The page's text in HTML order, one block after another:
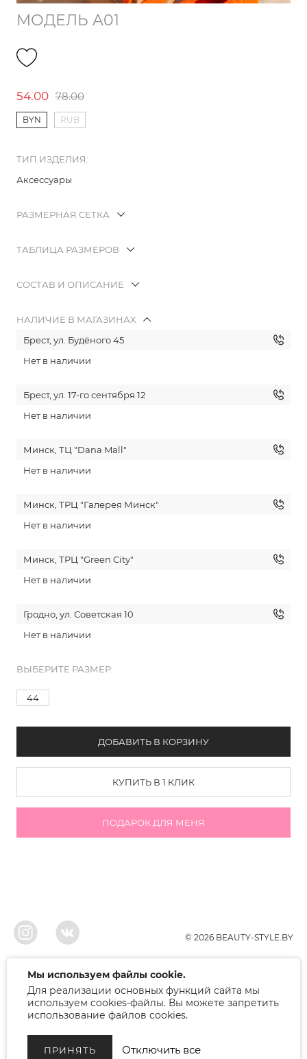
МОДЕЛЬ A01
54.00 78.00
BYN RUB
ТИП ИЗДЕЛИЯ:
Аксессуары
РАЗМЕРНАЯ СЕТКА
ТАБЛИЦА РАЗМЕРОВ
СОСТАВ И ОПИСАНИЕ
НАЛИЧИЕ В МАГАЗИНАХ
Брест, ул. Будёного 45
Нет в наличии
Брест, ул. 17-го сентября 12
Нет в наличии
Минск, ТЦ "Dana Mall"
Нет в наличии
Минск, ТРЦ "Галерея Минск"
Нет в наличии
Минск, ТРЦ "Green City"
Нет в наличии
Гродно, ул. Советская 10
Нет в наличии
ВЫБЕРИТЕ РАЗМЕР:
44
ДОБАВИТЬ В КОРЗИНУ
КУПИТЬ В 1 КЛИК
ПОДАРОК ДЛЯ МЕНЯ
© 2026 BEAUTY-STYLE.BY
ООО"БЬЮТИ", УНП 291022671, Свидельство о регистрации 05.10.2010
Брестским районым исполнительным комитетом. Регистрация в торговом
реестре 12.01.2018, номер 402445.
Беларусь, Брест, ул. Лейтенанта Рябцева 75
Режим работы: 9.00-17.00. Контакт: +375 (33) 379-10-80
Мы используем файлы cookie.
Для реализации основных функций сайта мы
используем cookies-файлы. Вы можете запретить
использование файлов cookies.
ПРИНЯТЬ Отключить все